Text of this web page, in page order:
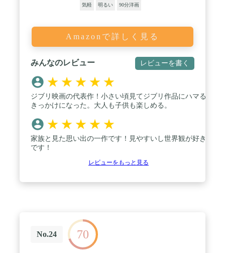
気軽 明るい 90分洋画
Amazonで詳しく見る
みんなのレビュー レビューを書く
★ ★ ★ ★ ★
ジブリ映画の代表作！小さい頃見てジブリ作品にハマる
きっかけになった。大人も子供も楽しめる。
★ ★ ★ ★ ★
家族と見た思い出の一作です！見やすいし世界観が好き
です！
レビューをもっと見る
No.24 70